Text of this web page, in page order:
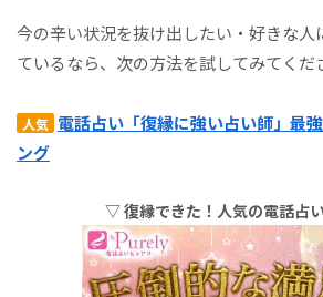
今の辛い状況を抜け出したい・好きな人
ているなら、次の方法を試してみてくだ
人気 電話占い「復縁に強い占い師」最
ング
▽ 復縁できた！人気の電話占